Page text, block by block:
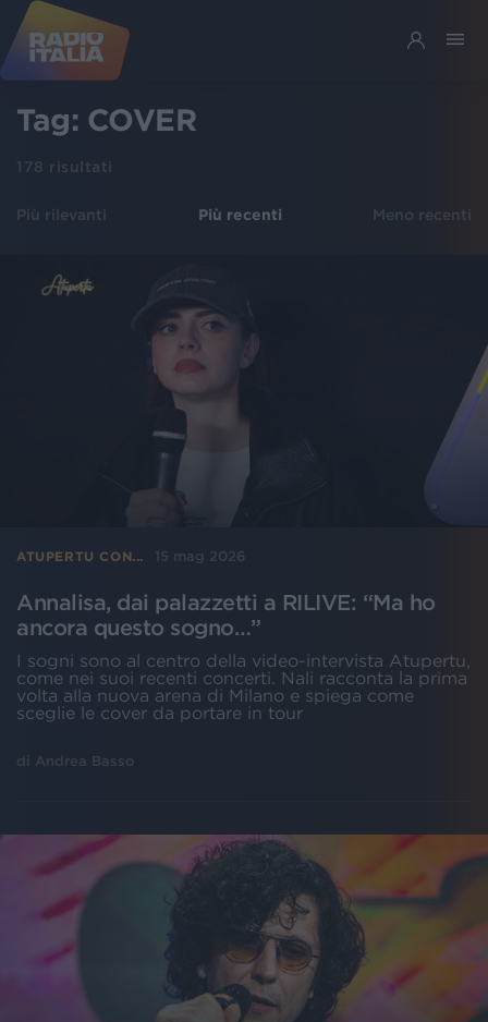
Tag: COVER
178 risultati
Più rilevanti Più recenti Meno recenti
ATUPERTU CON... 15 mag 2026
Annalisa, dai palazzetti a RILIVE: “Ma ho
ancora questo sogno…”
I sogni sono al centro della video-intervista Atupertu,
come nei suoi recenti concerti. Nali racconta la prima
volta alla nuova arena di Milano e spiega come
sceglie le cover da portare in tour
di Andrea Basso